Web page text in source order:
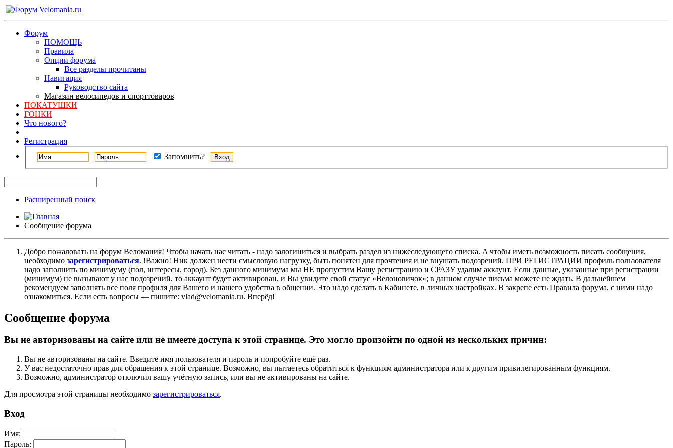
Форум
ПОМОЩЬ
Правила
Опции форума
Все разделы прочитаны
Навигация
Руководство сайта
Магазин велосипедов и спорттоваров
ПОКАТУШКИ
ГОНКИ
Что нового?
Регистрация
Запомнить?
Расширенный поиск
Сообщение форума
Добро пожаловать на форум Веломания! Чтобы начать нас читать - надо залогиниться и выбрать раздел из нижеследующего списка. A чтобы иметь возможность писать сообщения,
необходимо зарегистрироваться. !Важно! Ник должен нести смысловую нагрузку, быть понятен для прочтения и не внушать подозрений. ПРИ РЕГИСТРАЦИИ профиль пользователя
надо заполнить по минимуму (пол, интересы, город). Без данного минимума мы НЕ пропустим Вашу регистрацию и СРАЗУ удалим аккаунт. Если данные, указанные при регистрации
(минимум) не вызывают у нас подозрений, то аккаунт будет активирован, и Вы увидите свой статус «Велоновичок»; в данном случае письма можете не ждать. В дальнейшем
рекомендуем заполнять все поля профиля для Вашего и нашего удобства в общении. Это надо сделать в Кабинете, в личных настройках. В закрепе есть Правила форума, с ними надо
ознакомиться. Если есть вопросы — пишите: vlad@velomania.ru. Вперёд!
Сообщение форума
Вы не авторизованы на сайте или не имеете доступа к этой странице. Это могло произойти по одной из нескольких причин:
Вы не авторизованы на сайте. Введите имя пользователя и пароль и попробуйте ещё раз.
У вас недостаточно прав для обращения к этой странице. Возможно, вы пытаетесь обратиться к функциям администратора или к другим привилегированным функциям.
Возможно, администратор отключил вашу учётную запись, или вы не активированы на сайте.
Для просмотра этой страницы необходимо зарегистрироваться.
Вход
Имя:
Пароль: